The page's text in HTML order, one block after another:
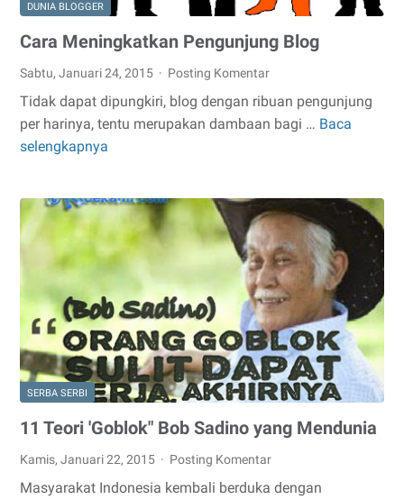
DUNIA BLOGGER
Cara Meningkatkan Pengunjung Blog
Sabtu, Januari 24, 2015 Posting Komentar
Tidak dapat dipungkiri, blog dengan ribuan pengunjung
per harinya, tentu merupakan dambaan bagi … Baca
selengkapnya
Cara
SERBA SERBI
11 Teori 'Goblok" Bob Sadino yang Mendunia
Kamis, Januari 22, 2015 Posting Komentar
Masyarakat Indonesia kembali berduka dengan